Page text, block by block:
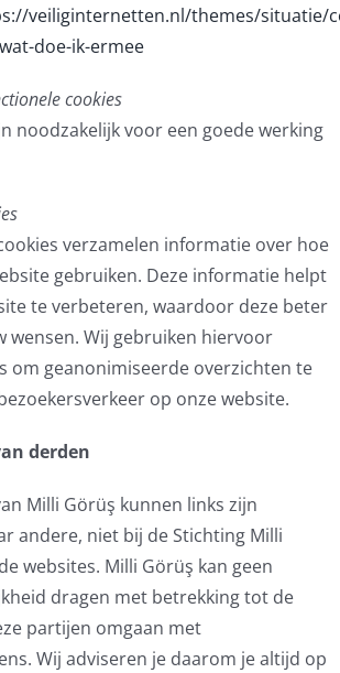
veiliginternetten.nl/themes/situatie/
doe-ik-ermee
cookies
noodzakelijk voor een goede werking
verzamelen informatie over hoe
gebruiken. Deze informatie helpt
te verbeteren, waardoor deze beter
wensen. Wij gebruiken hiervoor
om geanonimiseerde overzichten te
op onze website.
derden
Milli Görüş kunnen links zijn
andere, niet bij de Stichting Milli
websites. Milli Görüş kan geen
dragen met betrekking tot de
partijen omgaan met
Wij adviseren je daarom je altijd op